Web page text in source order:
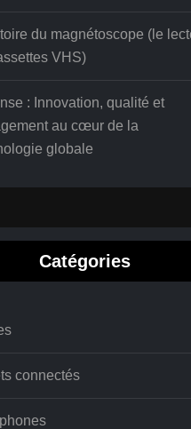
du magnétoscope (le
VHS)
: Innovation, qualité et
au cœur de la
globale
Catégories
connectés